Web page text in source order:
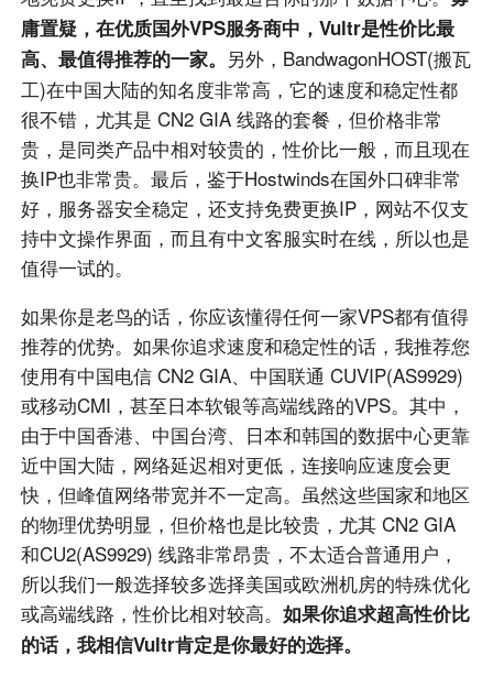
庸置疑，在优质国外VPS服务商中，Vultr是性价比最
高、最值得推荐的一家。 另外，BandwagonHOST(搬瓦
工)在中国大陆的知名度非常高，它的速度和稳定性都
很不错，尤其是 CN2 GIA 线路的套餐，但价格非常
贵，是同类产品中相对较贵的，性价比一般，而且现在
换IP也非常贵。最后，鉴于Hostwinds在国外口碑非常
好，服务器安全稳定，还支持免费更换IP，网站不仅支
持中文操作界面，而且有中文客服实时在线，所以也是
值得一试的。
如果你是老鸟的话，你应该懂得任何一家VPS都有值得
推荐的优势。如果你追求速度和稳定性的话，我推荐您
使用有中国电信 CN2 GIA、中国联通 CUVIP(AS9929)
或移动CMI，甚至日本软银等高端线路的VPS。其中，
由于中国香港、中国台湾、日本和韩国的数据中心更靠
近中国大陆，网络延迟相对更低，连接响应速度会更
快，但峰值网络带宽并不一定高。虽然这些国家和地区
的物理优势明显，但价格也是比较贵，尤其 CN2 GIA
和CU2(AS9929) 线路非常昂贵，不太适合普通用户，
所以我们一般选择较多选择美国或欧洲机房的特殊优化
或高端线路，性价比相对较高。 如果你追求超高性价比
的话，我相信Vultr肯定是你最好的选择。